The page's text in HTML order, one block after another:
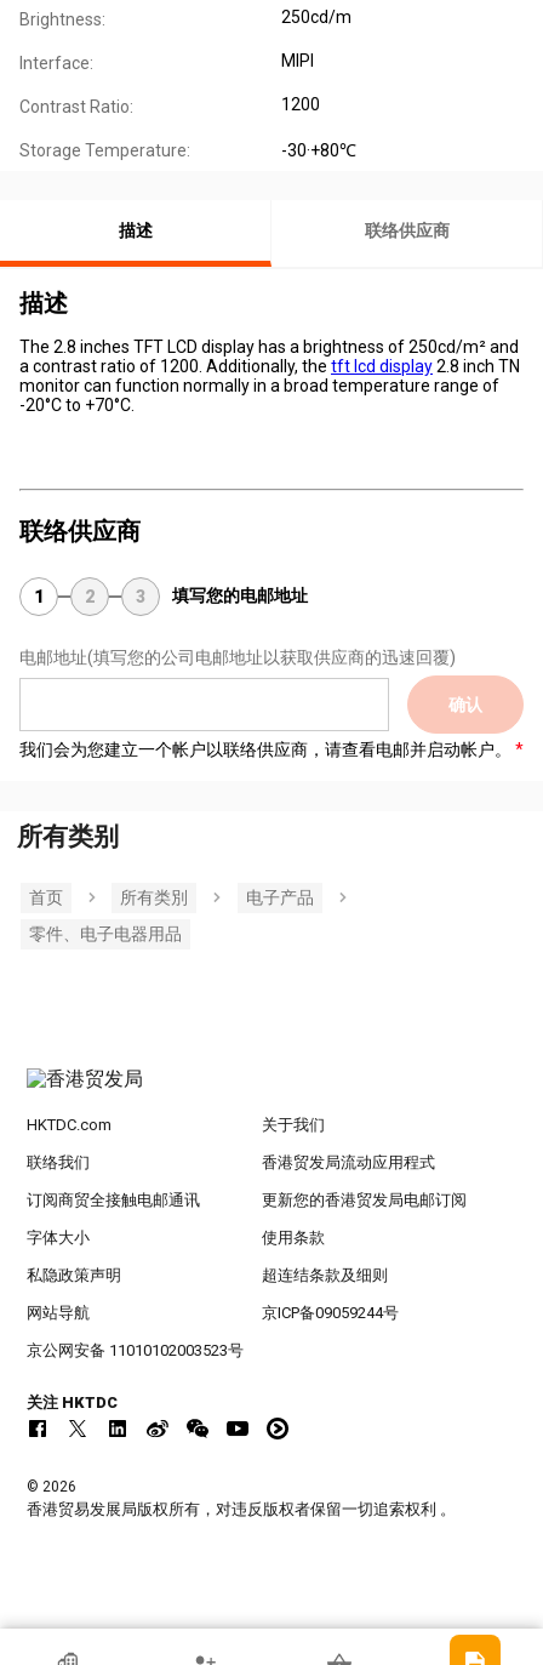
Brightness: 250cd/m
Interface: MIPI
Contrast Ratio: 1200
Storage Temperature: -30·+80℃
描述 联络供应商
描述
The 2.8 inches TFT LCD display has a brightness of 250cd/m² and
a contrast ratio of 1200. Additionally, the tft lcd display2.8 inch TN
monitor can function normally in a broad temperature range of
-20°C to +70°C.
联络供应商
1 2 3 填写您的电邮地址
电邮地址(填写您的公司电邮地址以获取供应商的迅速回覆)
确认
我们会为您建立一个帐户以联络供应商，请查看电邮并启动帐户。
所有类别
首页 所有类別
电子产品
零件、电子电器用品
香港贸发局参展商
HKTDC.com 关于我们
联络我们 香港贸发局流动应用程式
订阅商贸全接触电邮通讯 更新您的香港贸发局电邮订阅
字体大小 使用条款
私隐政策声明 超连结条款及细则
网站导航 京ICP备09059244号
京公网安备 11010102003523号
关注 HKTDC
© 2026
香港贸易发展局版权所有，对违反版权者保留一切追索权利 。